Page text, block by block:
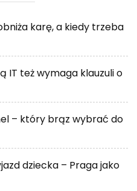
karę, a kiedy trzeba
IT też wymaga klauzuli o
– który brąz wybrać do
dziecka – Praga jako